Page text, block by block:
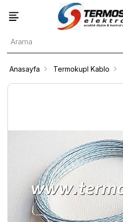
Anasayfa Termokupl Kablo